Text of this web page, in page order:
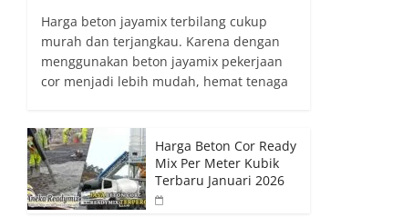
Harga beton jayamix terbilang cukup
murah dan terjangkau. Karena dengan
menggunakan beton jayamix pekerjaan
cor menjadi lebih mudah, hemat tenaga
Harga Beton Cor Ready
Mix Per Meter Kubik
Terbaru Januari 2026